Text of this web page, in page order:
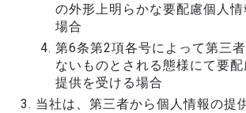
の外形上明らかな要配慮個人
場合
第6条第2項各号によって第三
ないものとされる態様にて要
提供を受ける場合
当社は、第三者から個人情報の提